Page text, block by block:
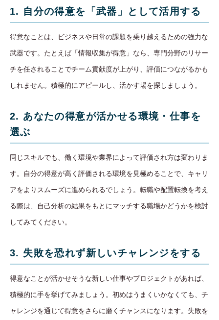
1. 自分の得意を「武器」として活用する
得意なことは、ビジネスや日常の課題を乗り越えるための強力な
武器です。たとえば「情報収集が得意」なら、専門分野のリサー
チを任されることでチーム貢献度が上がり、評価につながるかも
しれません。積極的にアピールし、活かす場を探しましょう。
2. あなたの得意が活かせる環境・仕事を
選ぶ
同じスキルでも、働く環境や業界によって評価され方は変わりま
す。自分の得意が高く評価される環境を見極めることで、キャリ
アをよりスムーズに進められるでしょう。転職や配置転換を考え
る際は、自己分析の結果をもとにマッチする職場かどうかを検討
してみてください。
3. 失敗を恐れず新しいチャレンジをする
得意なことが活かせそうな新しい仕事やプロジェクトがあれば、
積極的に手を挙げてみましょう。初めはうまくいかなくても、チ
ャレンジを通じて得意をさらに磨くチャンスになります。失敗を